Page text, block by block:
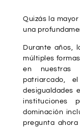
Quizás la
una
Durante años,
múltiples
en nuestras
patriarcado,
desigualdades
instituciones
dominación
pregunta